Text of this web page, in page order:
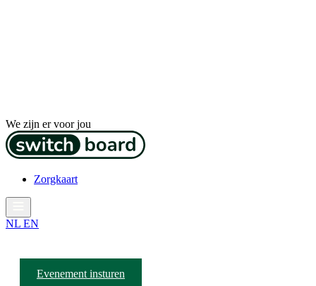
We zijn er voor jou
Zorgkaart
NL EN
Evenement insturen